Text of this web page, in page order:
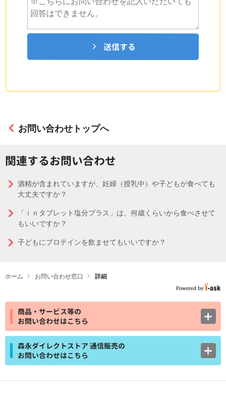
送信する
お問い合わせトップへ
関連するお問い合わせ
酒精が含まれていますが、妊婦（授乳中）や子どもが食べても
大丈夫ですか？
「ｉｎタブレット塩分プラス」は、何歳くらいから食べさせて
もいいですか？
子どもにプロテインを飲ませてもいいですか？
ホーム お問い合わせ窓口 詳細
商品・サービス等の
お問い合わせはこちら
森永ダイレクトストア 通信販売の
お問い合わせはこちら